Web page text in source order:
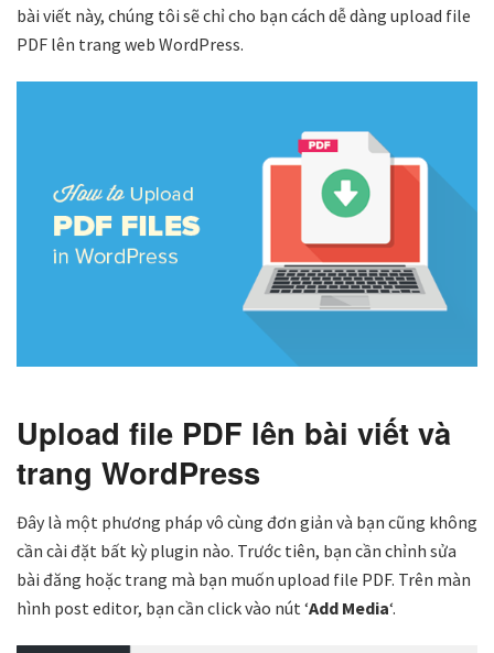
bài viết này, chúng tôi sẽ chỉ cho bạn cách dễ dàng upload file
PDF lên trang web WordPress.
Upload file PDF lên bài viết và
trang WordPress
Đây là một phương pháp vô cùng đơn giản và bạn cũng không
cần cài đặt bất kỳ plugin nào. Trước tiên, bạn cần chỉnh sửa
bài đăng hoặc trang mà bạn muốn upload file PDF. Trên màn
hình post editor, bạn cần click vào nút ‘Add Media‘.